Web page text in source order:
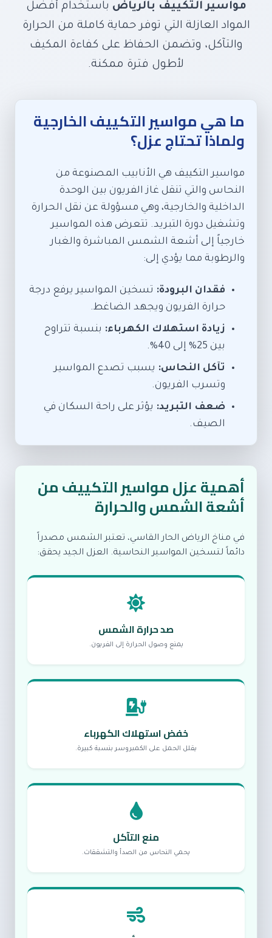
مواسير التكييف بالرياض باستخدام أفضل
المواد العازلة التي توفر حماية كاملة من الحرارة
والتآكل، وتضمن الحفاظ على كفاءة المكيف
لأطول فترة ممكنة.
ما هي مواسير التكييف الخارجية
ولماذا تحتاج عزل؟
مواسير التكييف هي الأنابيب المصنوعة من
النحاس والتي تنقل غاز الفريون بين الوحدة
الداخلية والخارجية، وهي مسؤولة عن نقل الحرارة
وتشغيل دورة التبريد. تتعرض هذه المواسير
خارجياً إلى أشعة الشمس المباشرة والغبار
والرطوبة مما يؤدي إلى:
فقدان البرودة: تسخين المواسير يرفع درجة
حرارة الفريون ويجهد الضاغط.
زيادة استهلاك الكهرباء: بنسبة تتراوح
بين 25% إلى 40%.
تآكل النحاس: يسبب تصدع المواسير
وتسرب الفريون.
ضعف التبريد: يؤثر على راحة السكان في
الصيف.
أهمية عزل مواسير التكييف من
أشعة الشمس والحرارة
في مناخ الرياض الحار القاسي، تعتبر الشمس مصدراً
دائماً لتسخين المواسير النحاسية. العزل الجيد يحقق:
صد حرارة الشمس
يمنع وصول الحرارة إلى الفريون.
خفض استهلاك الكهرباء
يقلل الحمل على الكمبروسر بنسبة كبيرة.
منع التآكل
يحمي النحاس من الصدأ والتشققات.